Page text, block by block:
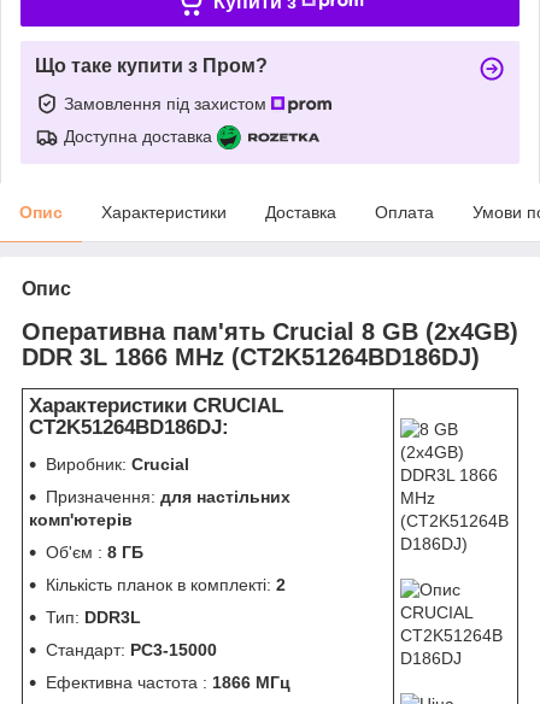
Що таке купити з Пром?
Замовлення під захистом
Доступна доставка
Опис Характеристики Доставка Оплата Умови
Опис
Оперативна пам'ять Crucial 8 GB (2x4GB)
DDR 3L 1866 MHz (CT2K51264BD186DJ)
Характеристики CRUCIAL
CT2K51264BD186DJ:
Виробник: Crucial
Призначення: для настільних
комп'ютерів
Об'єм : 8 ГБ
Кількість планок в комплекті: 2
Тип: DDR3L
Стандарт: PC3-15000
Ефективна частота : 1866 МГц